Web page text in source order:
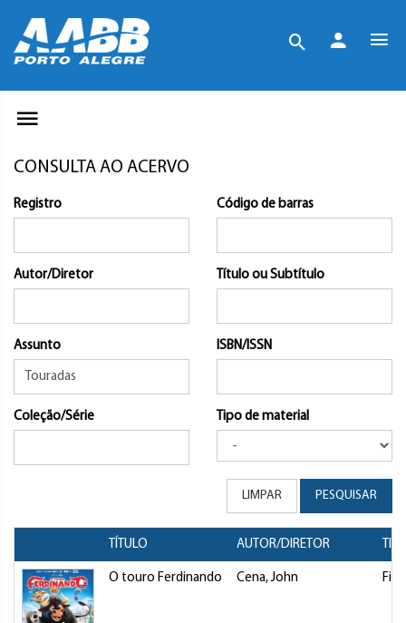
CONSULTA AO ACERVO
Registro Código de barras
Autor/Diretor Título ou Subtítulo
Assunto ISBN/ISSN
Coleção/Série Tipo de material
LIMPAR PESQUISAR
TÍTULO AUTOR/DIRETOR
O touro Ferdinando Cena, John